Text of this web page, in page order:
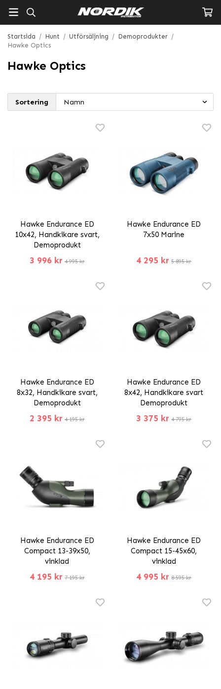
Startsida / Hunt / Utförsäljning / Demoprodukter /
Hawke Optics
Hawke Optics
Sortering
Hawke Endurance ED
10x42, Handkikare svart,
Demoprodukt
3 996 kr 4 995 kr
Hawke Endurance ED
7x50 Marine
4 295 kr 5 895 kr
Hawke Endurance ED
8x32, Handkikare svart,
Demoprodukt
2 395 kr 4 195 kr
Hawke Endurance ED
8x42, Handkikare svart
Demoprodukt
3 375 kr 4 795 kr
Hawke Endurance ED
Compact 13-39x50,
vinklad
4 195 kr 7 195 kr
Hawke Endurance ED
Compact 15-45x60,
vinklad
4 995 kr 8 595 kr